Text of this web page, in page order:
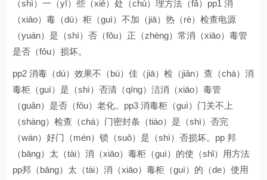
（shì）一（yī）些（xiē）处（chù）理方法（fǎ）pp1 消
（xiāo）毒（dú）柜（guì）不加（jiā）热（rè）检查电源
（yuán）是（shì）否（fǒu）正（zhèng）常消（xiāo）毒管
是否（fǒu）损坏。
pp2 消毒（dú）效果不（bù）佳（jiā）检（jiǎn）查（chá）消
毒柜（guì）是（shì）否清（qīng）洁消（xiāo）毒管
（guǎn）是否（fǒu）老化。pp3 消毒柜（guì）门关不上
（shàng）检查（chá）门密封条（tiáo）是（shì）否完
（wán）好门（mén）锁（suǒ）是（shì）否损坏。pp 邦
（bāng）太（tài）消（xiāo）毒柜（guì）的使（shǐ）用方法
pp邦（bāng）太（tài）消（xiāo）毒柜（guì）的（de）使用